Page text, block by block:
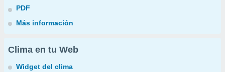
PDF
Más información
Clima en tu Web
Widget del clima